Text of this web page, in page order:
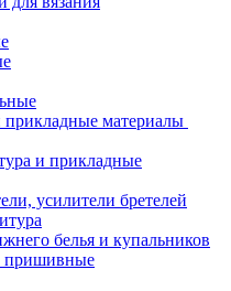
прикладные материалы
и прикладные
усилители бретелей
белья и купальников
пришивные